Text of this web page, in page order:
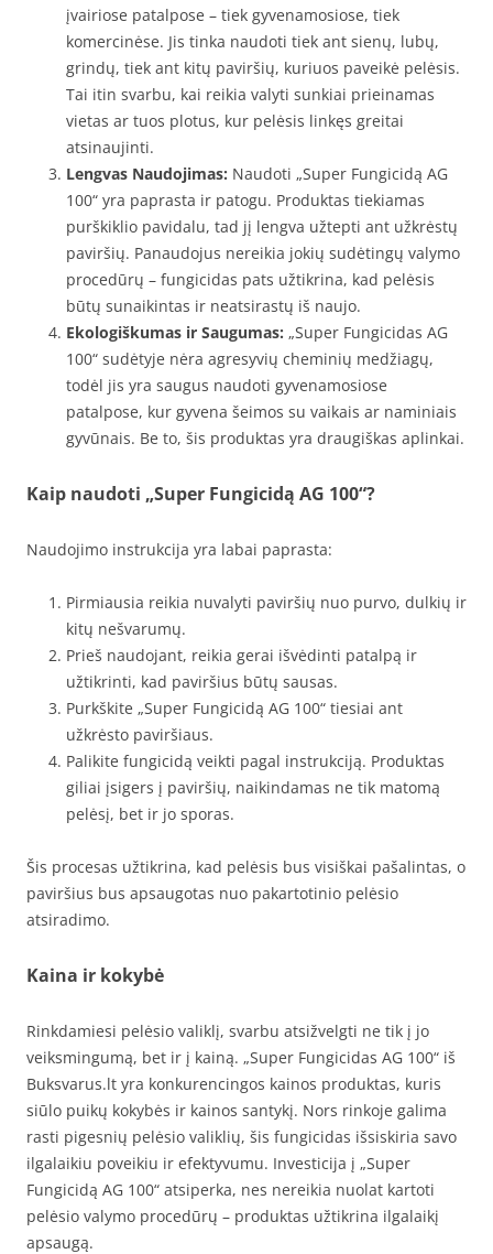
įvairiose patalpose – tiek gyvenamosiose, tiek
komercinėse. Jis tinka naudoti tiek ant sienų, lubų,
grindų, tiek ant kitų paviršių, kuriuos paveikė pelėsis.
Tai itin svarbu, kai reikia valyti sunkiai prieinamas
vietas ar tuos plotus, kur pelėsis linkęs greitai
atsinaujinti.
Lengvas Naudojimas: Naudoti „Super Fungicidą AG
100“ yra paprasta ir patogu. Produktas tiekiamas
purškiklio pavidalu, tad jį lengva užtepti ant užkrėstų
paviršių. Panaudojus nereikia jokių sudėtingų valymo
procedūrų – fungicidas pats užtikrina, kad pelėsis
būtų sunaikintas ir neatsirastų iš naujo.
Ekologiškumas ir Saugumas: „Super Fungicidas AG
100“ sudėtyje nėra agresyvių cheminių medžiagų,
todėl jis yra saugus naudoti gyvenamosiose
patalpose, kur gyvena šeimos su vaikais ar naminiais
gyvūnais. Be to, šis produktas yra draugiškas aplinkai.
Kaip naudoti „Super Fungicidą AG 100“?
Naudojimo instrukcija yra labai paprasta:
Pirmiausia reikia nuvalyti paviršių nuo purvo, dulkių ir
kitų nešvarumų.
Prieš naudojant, reikia gerai išvėdinti patalpą ir
užtikrinti, kad paviršius būtų sausas.
Purkškite „Super Fungicidą AG 100“ tiesiai ant
užkrėsto paviršiaus.
Palikite fungicidą veikti pagal instrukciją. Produktas
giliai įsigers į paviršių, naikindamas ne tik matomą
pelėsį, bet ir jo sporas.
Šis procesas užtikrina, kad pelėsis bus visiškai pašalintas, o
paviršius bus apsaugotas nuo pakartotinio pelėsio
atsiradimo.
Kaina ir kokybė
Rinkdamiesi pelėsio valiklį, svarbu atsižvelgti ne tik į jo
veiksmingumą, bet ir į kainą. „Super Fungicidas AG 100“ iš
Buksvarus.lt yra konkurencingos kainos produktas, kuris
siūlo puikų kokybės ir kainos santykį. Nors rinkoje galima
rasti pigesnių pelėsio valiklių, šis fungicidas išsiskiria savo
ilgalaikiu poveikiu ir efektyvumu. Investicija į „Super
Fungicidą AG 100“ atsiperka, nes nereikia nuolat kartoti
pelėsio valymo procedūrų – produktas užtikrina ilgalaikį
apsaugą.